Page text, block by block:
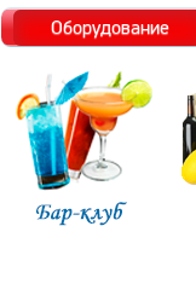
Оборудование